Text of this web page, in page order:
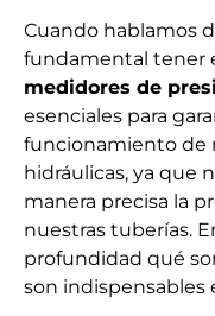
Cuando hablamos
fundamental tener
medidores de
esenciales para
funcionamiento de
hidráulicas, ya que
manera precisa la
nuestras tuberías.
profundidad qué
son indispensables